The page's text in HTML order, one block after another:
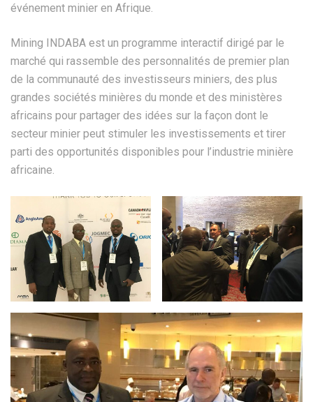
événement minier en Afrique.
Mining INDABA est un programme interactif dirigé par le
marché qui rassemble des personnalités de premier plan
de la communauté des investisseurs miniers, des plus
grandes sociétés minières du monde et des ministères
africains pour partager des idées sur la façon dont le
secteur minier peut stimuler les investissements et tirer
parti des opportunités disponibles pour l’industrie minière
africaine.